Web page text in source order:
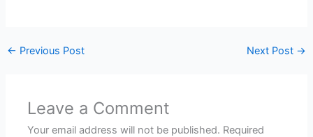
← Previous Post Next Post →
Leave a Comment
Your email address will not be published. Required